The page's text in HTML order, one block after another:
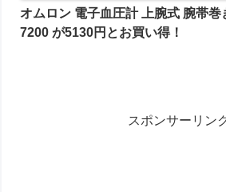
オムロン 電子血圧計 上腕式 腕帯
7200 が5130円とお買い得！
スポンサーリン